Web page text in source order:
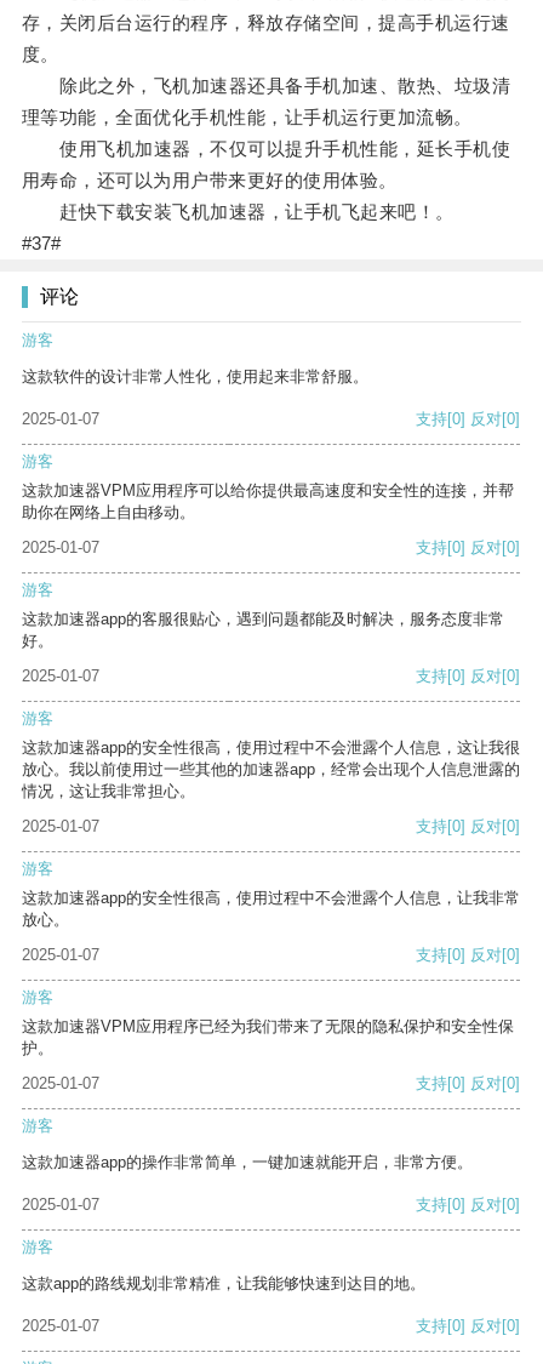
存，关闭后台运行的程序，释放存储空间，提高手机运行速
度。
除此之外，飞机加速器还具备手机加速、散热、垃圾清
理等功能，全面优化手机性能，让手机运行更加流畅。
使用飞机加速器，不仅可以提升手机性能，延长手机使
用寿命，还可以为用户带来更好的使用体验。
赶快下载安装飞机加速器，让手机飞起来吧！。
#37#
评论
游客
这款软件的设计非常人性化，使用起来非常舒服。
2025-01-07 支持[0] 反对[0]
游客
这款加速器VPM应用程序可以给你提供最高速度和安全性的连接，并帮
助你在网络上自由移动。
2025-01-07
支持[0] 反对[0]
游客
这款加速器app的客服很贴心，遇到问题都能及时解决，服务态度非常
好。
2025-01-07
支持[0] 反对[0]
游客
这款加速器app的安全性很高，使用过程中不会泄露个人信息，这让我很
放心。我以前使用过一些其他的加速器app，经常会出现个人信息泄露的
情况，这让我非常担心。
2025-01-07
支持[0] 反对[0]
游客
这款加速器app的安全性很高，使用过程中不会泄露个人信息，让我非常
放心。
2025-01-07
支持[0] 反对[0]
游客
这款加速器VPM应用程序已经为我们带来了无限的隐私保护和安全性保
护。
2025-01-07
支持[0] 反对[0]
游客
这款加速器app的操作非常简单，一键加速就能开启，非常方便。
2025-01-07 支持[0] 反对[0]
游客
这款app的路线规划非常精准，让我能够快速到达目的地。
2025-01-07 支持[0] 反对[0]